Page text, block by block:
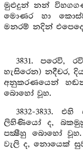
මුළුදුන් නන්
මොණර හා
මනරම් නදින්
3831. පරෙවි,
හැසිරෙන) නදීචර,
අනුකරණයෙන්
බොහෝ වූහ.
3832-3833.
ලිහිණියෝ ද,
පක්‍ෂීහු බොහෝ
වැලි ද, නොයෙක්